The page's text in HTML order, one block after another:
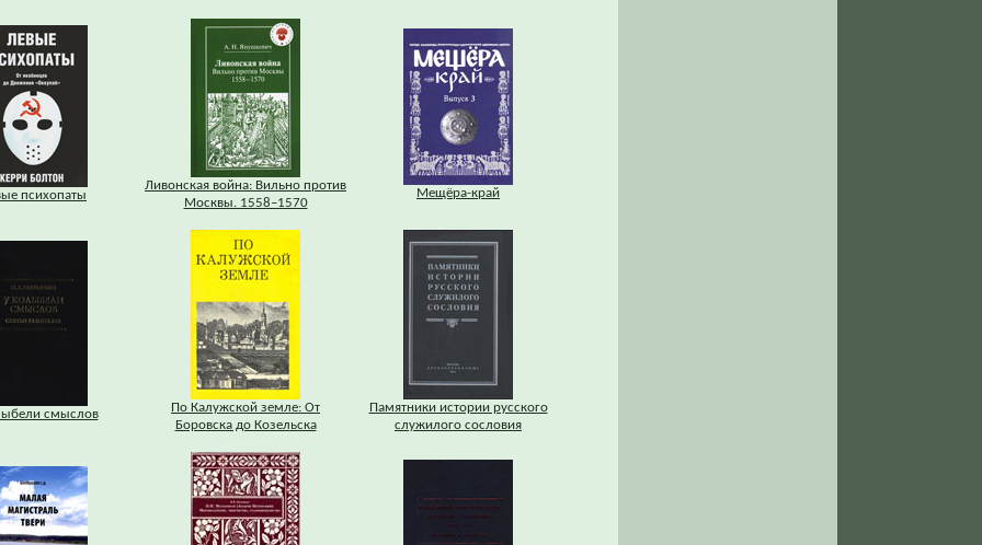
психопаты
Ливонская война: Вильно против
Москвы. 1558–1570
Мещёра-край
смыслов
По Калужской земле: От
Боровска до Козельска
Памятники истории русского
служилого сословия